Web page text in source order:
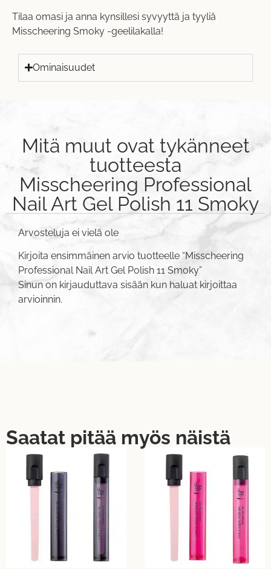
Tilaa omasi ja anna kynsillesi syvyyttä ja tyyliä
Misscheering Smoky -geelilakalla!
Ominaisuudet
Mitä muut ovat tykänneet
tuotteesta
Misscheering Professional
Nail Art Gel Polish 11 Smoky
Arvosteluja ei vielä ole
Kirjoita ensimmäinen arvio tuotteelle “Misscheering
Professional Nail Art Gel Polish 11 Smoky”
Sinun on kirjauduttava sisään kun haluat kirjoittaa
arvioinnin.
Saatat pitää myös näistä